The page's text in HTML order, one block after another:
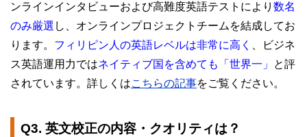
ンラインインタビューおよび高難度英語テストにより 数名
のみ厳選 し、オンラインプロジェクトチームを結成してお
ります。 フィリピン人の英語レベルは非常に高く
、ビジネ
ス英語運用力ではネイティブ国を含めても「世界一」
と評
されています。詳しくはこちらの記事をご覧ください。
Q3. 英文校正の内容・クオリティは？